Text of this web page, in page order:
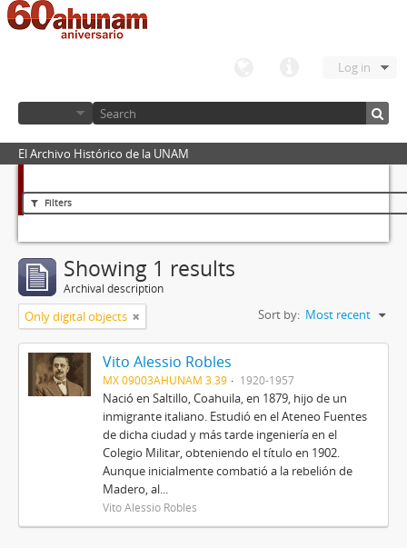
Log in
El Archivo Histórico de la UNAM
Filters
Showing 1 results
Archival description
Only digital objects Sort by: Most recent
Vito Alessio Robles
MX 09003AHUNAM 3.39 1920-1957
Nació en Saltillo, Coahuila, en 1879, hijo de un
inmigrante italiano. Estudió en el Ateneo Fuentes
de dicha ciudad y más tarde ingeniería en el
Colegio Militar, obteniendo el título en 1902.
Aunque inicialmente combatió a la rebelión de
Madero, al...
Vito Alessio Robles